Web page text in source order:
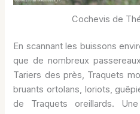
Cochevis de
En scannant les buissons
que de nombreux
Tariers des près, Traquets
bruants ortolans, loriots,
de Traquets oreillards.